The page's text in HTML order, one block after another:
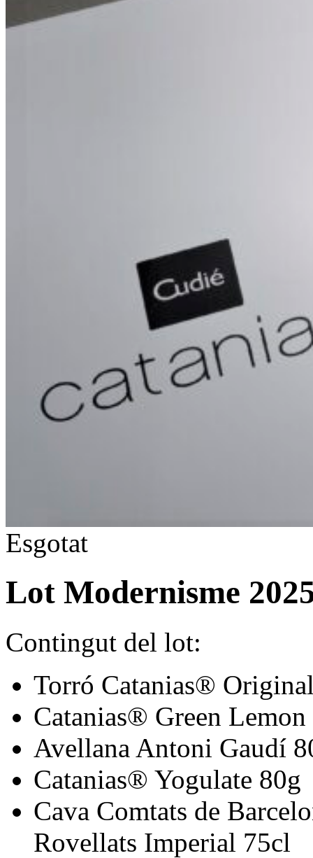
Esgotat
Lot Modernisme
Contingut del lot:
Torró Catanias®
Catanias® Green Lemon
Avellana Antoni Gaudí
Catanias® Yogulate 80g
Cava Comtats de
Rovellats Imperial 75cl